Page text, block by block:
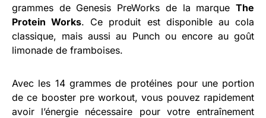
grammes de Genesis PreWorks de la marque The
Protein Works. Ce produit est disponible au cola
classique, mais aussi au Punch ou encore au goût
limonade de framboises.
Avec les 14 grammes de protéines pour une portion
de ce booster pre workout, vous pouvez rapidement
avoir l’énergie nécessaire pour votre entraînement